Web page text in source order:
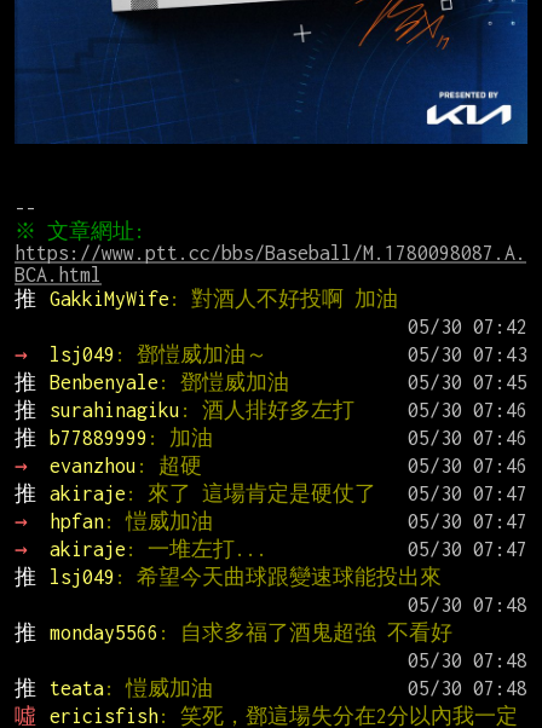
https://www.ptt.cc/bbs/Baseball/M.1780098087.A.
BCA.html
推
GakkiMyWife : 對酒人不好投啊 加油
→
lsj049 : 鄧愷威加油～
推
Benbenyale : 鄧愷威加油
推
surahinagiku : 酒人排好多左打
推
b77889999 : 加油
→
evanzhou : 超硬
推
akiraje : 來了 這場肯定是硬仗了
→
hpfan: 愷威加油
→
akiraje : 一堆左打...
推
lsj049 : 希望今天曲球跟變速球能投出來
推
monday5566 : 自求多福了酒鬼超強 不看好
推
teata: 愷威加油
噓
ericisfish: 笑死，鄧這場失分在2分以內我一定